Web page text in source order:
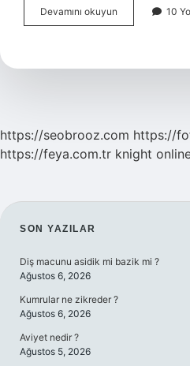
Devamını okuyun Çekirdek
Ailenin
10
https://seobrooz.com https://
https://feya.com.tr knight
SIDEBAR
SON YAZILAR
Diş macunu asidik mi bazik mi ?
Ağustos 6, 2026
Kumrular ne zikreder ?
Ağustos 6, 2026
Aviyet nedir ?
Ağustos 5, 2026